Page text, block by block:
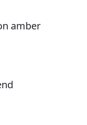
amber